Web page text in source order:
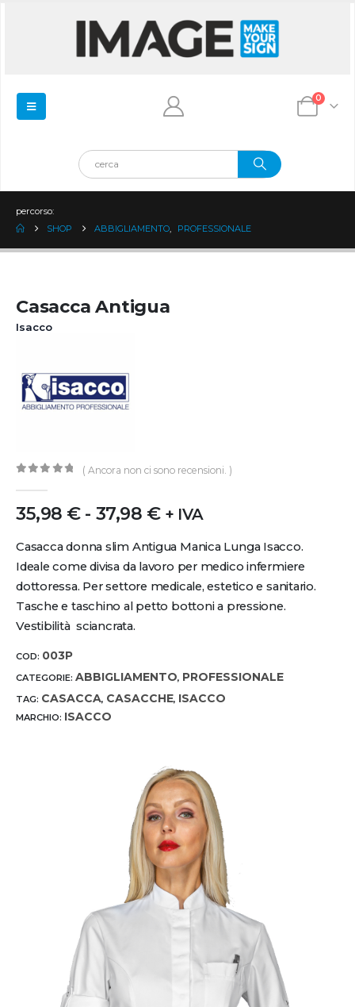
0
percorso:
SHOP
ABBIGLIAMENTO PROFESSIONALE
Casacca Antigua
Isacco
( Ancora non ci sono recensioni. )
35,98 € - 37,98 € + IVA
Casacca donna slim Antigua Manica Lunga Isacco.
Ideale come divisa da lavoro per medico infermiere
dottoressa. Per settore medicale, estetico e sanitario.
Tasche e taschino al petto bottoni a pressione.
Vestibilità sciancrata.
COD: 003P
CATEGORIE: ABBIGLIAMENTO, PROFESSIONALE
TAG: CASACCA, CASACCHE, ISACCO
MARCHIO: ISACCO